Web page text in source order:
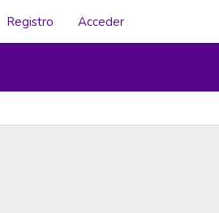
Registro Acceder